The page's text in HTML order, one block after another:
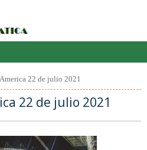
22 de julio 2021
22 de julio 2021